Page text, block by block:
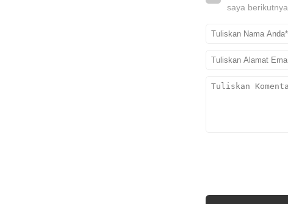
saya berikutnya.